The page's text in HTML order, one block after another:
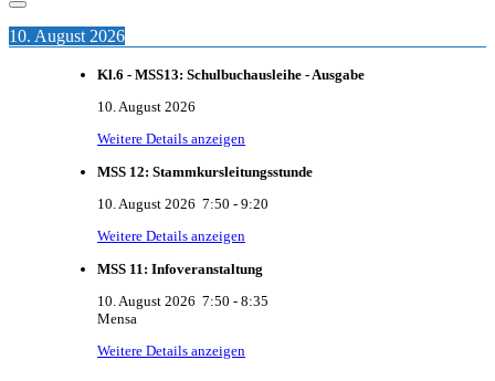
10. August 2026
Kl.6 - MSS13: Schulbuchausleihe - Ausgabe
10. August 2026
Weitere Details anzeigen
MSS 12: Stammkursleitungsstunde
10. August 2026 7:50 - 9:20
Weitere Details anzeigen
MSS 11: Infoveranstaltung
10. August 2026 7:50 - 8:35
Mensa
Weitere Details anzeigen